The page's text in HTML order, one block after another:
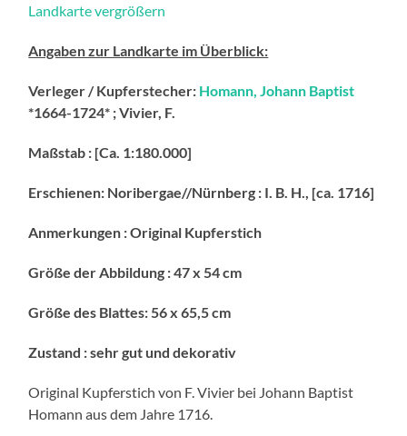
Landkarte vergrößern
Angaben zur Landkarte im Überblick:
Verleger / Kupferstecher: Homann, Johann Baptist
*1664-1724* ; Vivier, F.
Maßstab : [Ca. 1:180.000]
Erschienen: Noribergae//Nürnberg : I. B. H., [ca. 1716]
Anmerkungen : Original Kupferstich
Größe der Abbildung : 47 x 54 cm
Größe des Blattes: 56 x 65,5 cm
Zustand : sehr gut und dekorativ
Original Kupferstich von F. Vivier bei Johann Baptist
Homann aus dem Jahre 1716.